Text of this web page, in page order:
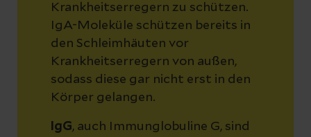
Krankheitserregern zu schützen.
IgA-Moleküle schützen bereits in
den Schleimhäuten vor
Krankheitserregern von außen,
sodass diese gar nicht erst in den
Körper gelangen.
IgG, auch Immunglobuline G, sind